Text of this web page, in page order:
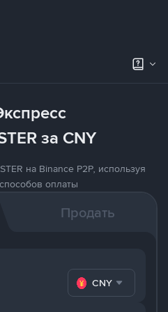
за CNY
на Binance P2P, используя
оплаты
Продать
CNY